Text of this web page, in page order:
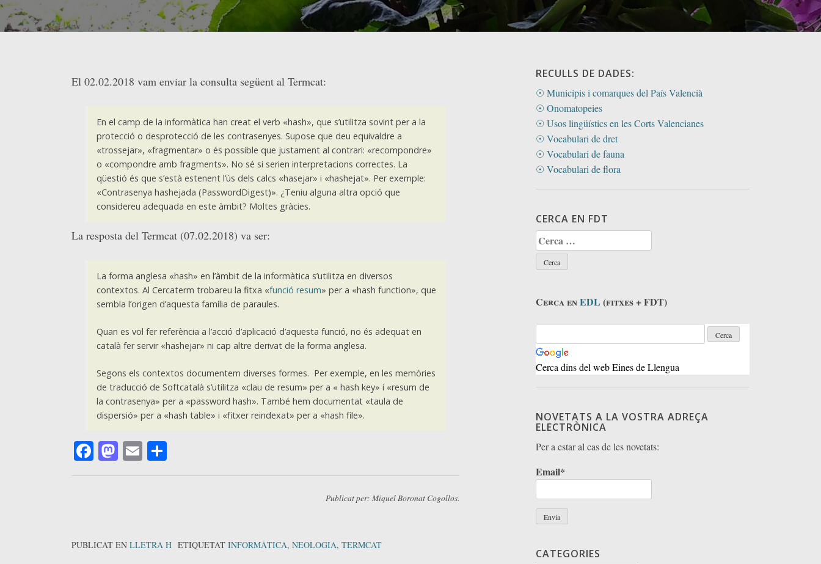
El 02.02.2018 vam enviar la consulta següent al Termcat:
En el camp de la informàtica han creat el verb «hash», que s’utilitza sovint per a la
protecció o desprotecció de les contrasenyes. Supose que deu equivaldre a
«trossejar», «fragmentar» o és possible que justament al contrari: «recompondre»
o «compondre amb fragments». No sé si serien interpretacions correctes. La
qüestió és que s’està estenent l’ús dels calcs «hasejar» i «hashejat». Per exemple:
«Contrasenya hashejada (PasswordDigest)». ¿Teniu alguna altra opció que
considereu adequada en este àmbit? Moltes gràcies.
La resposta del Termcat (07.02.2018) va ser:
La forma anglesa «hash» en l’àmbit de la informàtica s’utilitza en diversos
contextos. Al Cercaterm trobareu la fitxa «funció resum» per a «hash function», que
sembla l’origen d’aquesta família de paraules.
Quan es vol fer referència a l’acció d’aplicació d’aquesta funció, no és adequat en
català fer servir «hashejar» ni cap altre derivat de la forma anglesa.
Segons els contextos documentem diverses formes. Per exemple, en les memòries
de traducció de Softcatalà s’utilitza «clau de resum» per a « hash key» i «resum de
la contrasenya» per a «password hash». També hem documentat «taula de
dispersió» per a «hash table» i «fitxer reindexat» per a «hash file».
Facebook
Mastodon
Email
Publicat per: Miquel Boronat Cogollos.
PUBLICAT EN LLETRA H ETIQUETAT INFORMÀTICA, NEOLOGIA, TERMCAT
RECULLS DE DADES:
☉ Municipis i comarques del País Valencià
☉ Onomatopeies
☉ Usos lingüístics en les Corts Valencianes
☉ Vocabulari de dret
☉ Vocabulari de fauna
☉ Vocabulari de flora
CERCA EN FDT
Cerca:
Cerca enEDL (fitxes + FDT)
Cerca dins del web Eines de Llengua
NOVETATS A LA VOSTRA ADREÇA
ELECTRÒNICA
Per a estar al cas de les novetats:
Email*
CATEGORIES